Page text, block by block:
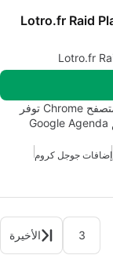
Lotro.fr Raid
Lotro.fr
تخطيط لوترو.فر - مزامنة تقويم Google هو إضافة لمتصفح Chrome توفر
مزامنة سلسة بين أحداث الغارة على لوترو.فر وتقويم Google Agenda
إضافات جوجل كروم
3 الأخيرة